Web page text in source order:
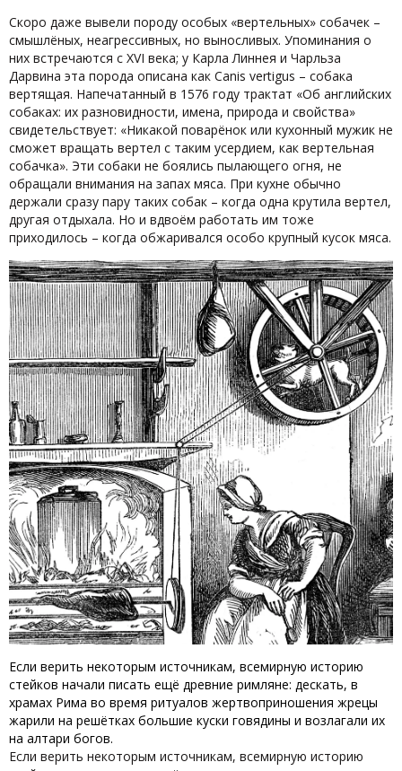
Скоро даже вывели породу особых «вертельных» собачек –
смышлёных, неагрессивных, но выносливых. Упоминания о
них встречаются с XVI века; у Карла Линнея и Чарльза
Дарвина эта порода описана как Canis vertigus – собака
вертящая. Напечатанный в 1576 году трактат «Об английских
собаках: их разновидности, имена, природа и свойства»
свидетельствует: «Никакой поварёнок или кухонный мужик не
сможет вращать вертел с таким усердием, как вертельная
собачка». Эти собаки не боялись пылающего огня, не
обращали внимания на запах мяса. При кухне обычно
держали сразу пару таких собак – когда одна крутила вертел,
другая отдыхала. Но и вдвоём работать им тоже
приходилось – когда обжаривался особо крупный кусок мяса.
Если верить некоторым источникам, всемирную историю
стейков начали писать ещё древние римляне: дескать, в
храмах Рима во время ритуалов жертвоприношения жрецы
жарили на решётках большие куски говядины и возлагали их
на алтари богов.
Если верить некоторым источникам, всемирную историю